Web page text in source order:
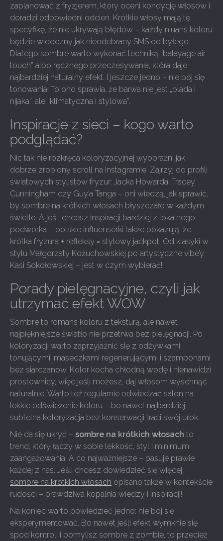
zaplanować z fryzjerem, który oceni kondycję włosów i
doradzi odpowiedni odcień. Krótkie włosy mają tę
specyfikę, że nie ukrywają błędów – każdy niuans koloru
będzie widoczny jak nieodebrany SMS od byłego.
Dlatego sombre warto wykonać techniką „balayage air
touch” albo ręcznego przeczesywania, która daje
najbardziej naturalny efekt. I jeszcze jedno – nie bój się
tonowania! To ono sprawia, że barwa nie jest „blada i
nijaka”, ale „klimatyczna i stylowa”.
Inspiracje z sieci – kogo warto
podglądać?
Nic tak nie rozkręca koloryzacyjnej wyobraźni jak
dobrze zrobiony scroll na Instagramie. Zajrzyj do profili
światowych stylistów fryzur: Jacka Howarda, Tracey
Cunningham czy Guy’a Tanga – oni wiedzą, jak sprawić,
by sombre na krótkich włosach błyszczało w każdym
świetle. A jeśli chcesz inspiracji bardziej z lokalnego
podwórka – polskie influenserki także pokazują, że
krótka fryzura + refleksy = stylowy jackpot. Od klasyki w
stylu Małgorzaty Kożuchowskiej po artystyczne vibe’y
Kasi Sokołowskiej – jest w czym wybierać!
Porady pielęgnacyjne, czyli jak
utrzymać efekt WOW
Sombre to romans koloru z teksturą, ale nawet
najpiękniejsze światło nie przetrwa bez pielęgnacji. Po
koloryzacji warto zaprzyjaźnić się z odżywkami
tonującymi, maseczkami regenerującymi i szamponami
bez siarczanów. Kolor kocha chłodną wodę i nienawidzi
prostownicy, więc jeśli możesz, daj włosom wyschnąć
naturalnie. Warto też regularnie odwiedzać salon na
lekkie odświeżenie koloru – bo nawet najbardziej
subtelna koloryzacja bez konserwacji traci swój urok.
Nie da się ukryć – sombre na krótkich włosach to
trend, który łączy w sobie lekkość, styl i minimum
zaangażowania. A co najważniejsze – pasuje prawie
każdej z nas. Jeśli chcesz dowiedzieć się więcej,
sombre na krótkich włosach opisano także w kontekście
rudości – prawdziwa kopalnia wiedzy i inspiracji!
Na koniec warto powiedzieć jedno: nie bój się
eksperymentować. Bo nawet jeśli efekt wymknie się
spod kontroli i pomylisz sombre z zombie, to przecież